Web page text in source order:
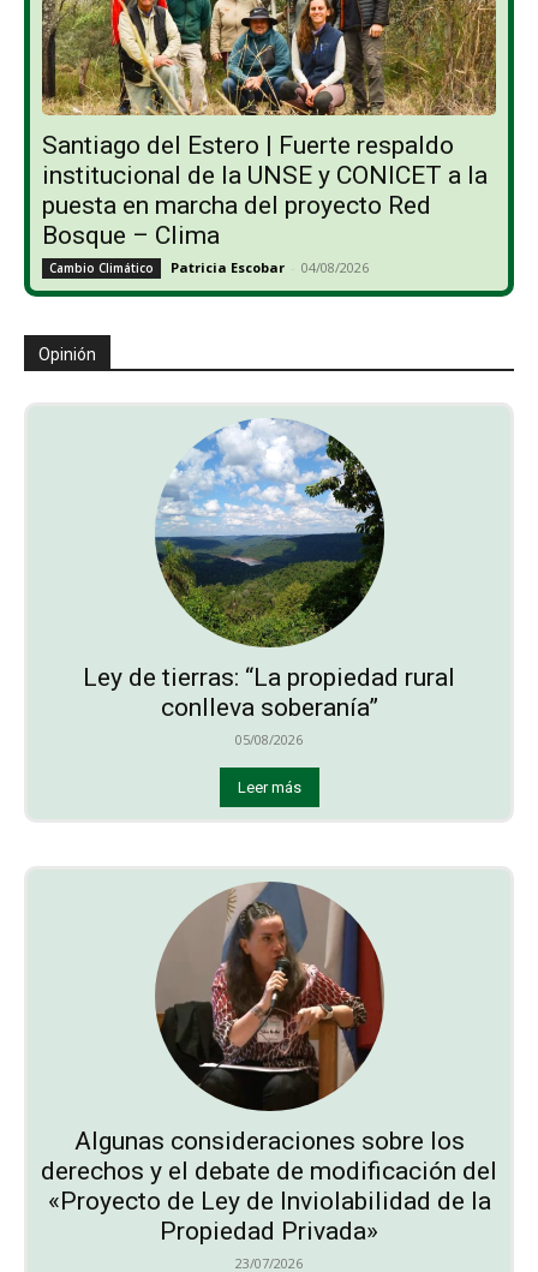
Santiago del Estero | Fuerte respaldo
institucional de la UNSE y CONICET a la
puesta en marcha del proyecto Red
Bosque – Clima
Cambio Climático Patricia Escobar - 04/08/2026
Opinión
Ley de tierras: “La propiedad rural
conlleva soberanía”
05/08/2026
Leer más
Algunas consideraciones sobre los
derechos y el debate de modificación del
«Proyecto de Ley de Inviolabilidad de la
Propiedad Privada»
23/07/2026